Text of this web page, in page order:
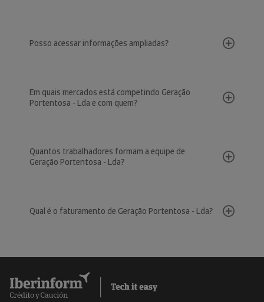
Posso acessar informações ampliadas?
Em quais mercados está competindo Geração
Portentosa - Lda e com quem?
Quantos trabalhadores formam a equipe de
Geração Portentosa - Lda?
Qual é o faturamento de Geração Portentosa - Lda?